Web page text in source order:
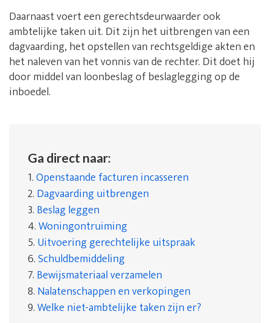
Daarnaast voert een gerechtsdeurwaarder ook
ambtelijke taken uit. Dit zijn het uitbrengen van een
dagvaarding, het opstellen van rechtsgeldige akten en
het naleven van het vonnis van de rechter. Dit doet hij
door middel van loonbeslag of beslaglegging op de
inboedel.
Ga direct naar:
1.Openstaande facturen incasseren
2. Dagvaarding uitbrengen
3. Beslag leggen
4.Woningontruiming
5. Uitvoering gerechtelijke uitspraak
6.Schuldbemiddeling
7. Bewijsmateriaal verzamelen
8. Nalatenschappen en verkopingen
9.Welke niet-ambtelijke taken zijn er?